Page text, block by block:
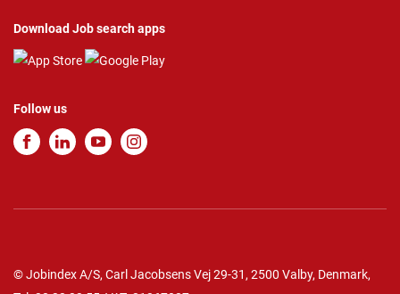
Download Job search apps
Follow us
© Jobindex A/S, Carl Jacobsens Vej 29-31, 2500 Valby, Denmark,